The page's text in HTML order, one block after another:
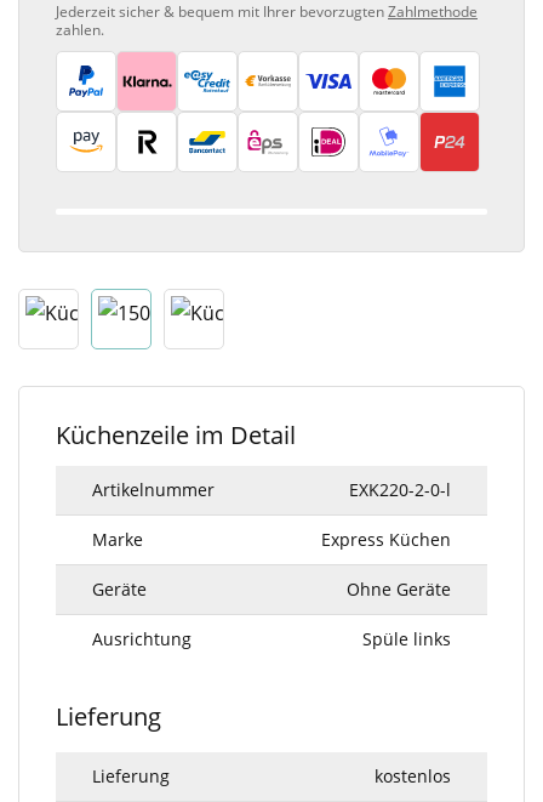
Jederzeit sicher & bequem mit Ihrer bevorzugtenZahlmethode
zahlen.
Küchenzeile im Detail
Artikelnummer EXK220-2-0-l
Marke Express Küchen
Geräte Ohne Geräte
Ausrichtung Spüle links
Lieferung
Lieferung kostenlos